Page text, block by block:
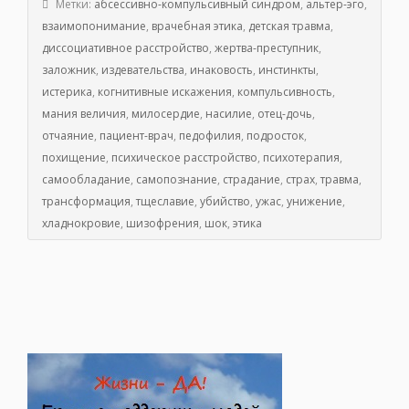
Метки: абсессивно-компульсивный синдром, альтер-эго,
взаимопонимание, врачебная этика, детская травма,
диссоциативное расстройство, жертва-преступник,
заложник, издевательства, инаковость, инстинкты,
истерика, когнитивные искажения, компульсивность,
мания величия, милосердие, насилие, отец-дочь,
отчаяние, пациент-врач, педофилия, подросток,
похищение, психическое расстройство, психотерапия,
самообладание, самопознание, страдание, страх,травма,
трансформация,тщеславие, убийство, ужас, унижение,
хладнокровие, шизофрения, шок, этика